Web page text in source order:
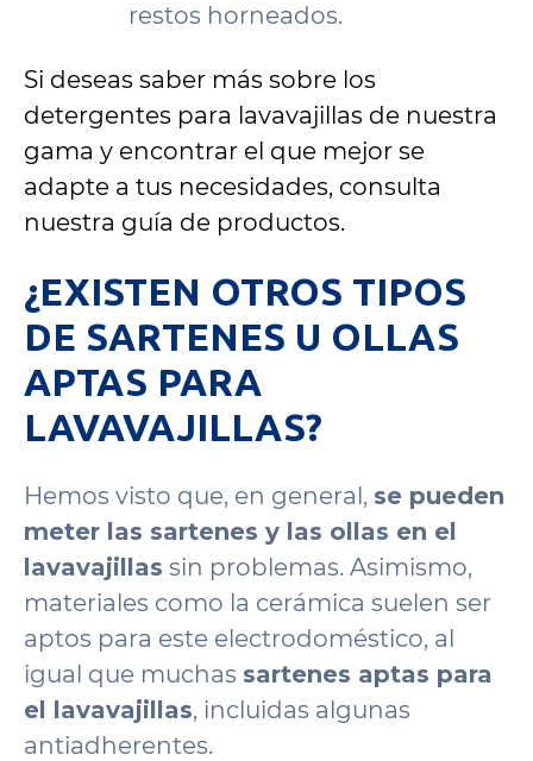
restos horneados.
Si deseas saber más sobre los
detergentes para lavavajillas de nuestra
gama y encontrar el que mejor se
adapte a tus necesidades, consulta
nuestra guía de productos.
¿EXISTEN OTROS TIPOS
DE SARTENES U OLLAS
APTAS PARA
LAVAVAJILLAS?
Hemos visto que, en general, se pueden
meter las sartenes y las ollas en el
lavavajillas sin problemas. Asimismo,
materiales como la cerámica suelen ser
aptos para este electrodoméstico, al
igual que muchas sartenes aptas para
el lavavajillas, incluidas algunas
antiadherentes.